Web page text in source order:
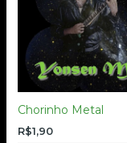
Chorinho Metal
R$1,90